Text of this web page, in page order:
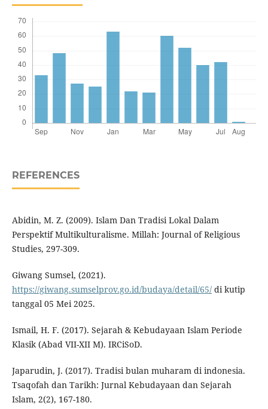
REFERENCES
Abidin, M. Z. (2009). Islam Dan Tradisi Lokal Dalam
Perspektif Multikulturalisme. Millah: Journal of Religious
Studies, 297-309.
Giwang Sumsel, (2021).
https://giwang.sumselprov.go.id/budaya/detail/65/di kutip
tanggal 05 Mei 2025.
Ismail, H. F. (2017). Sejarah & Kebudayaan Islam Periode
Klasik (Abad VII-XII M). IRCiSoD.
Japarudin, J. (2017). Tradisi bulan muharam di indonesia.
Tsaqofah dan Tarikh: Jurnal Kebudayaan dan Sejarah
Islam, 2(2), 167-180.